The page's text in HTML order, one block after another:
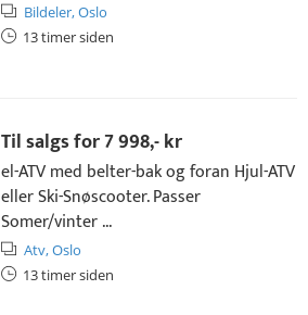
Bildeler,Oslo
13 timer siden
Til salgs for7 998,- kr
el-ATV med belter-bak og foran Hjul-ATV
eller Ski-Snøscooter. Passer
Somer/vinter ...
Atv,Oslo
13 timer siden